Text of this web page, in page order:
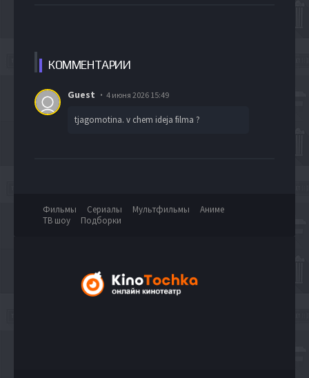
КОММЕНТАРИИ
Guest 4 июня 2026 15:49
tjagomotina. v chem ideja filma ?
Фильмы Сериалы Мультфильмы
Аниме
ТВ шоу
Подборки